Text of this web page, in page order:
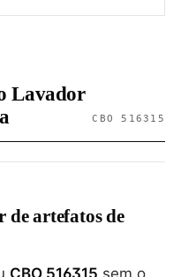
Lavador
CBO 516315
de artefatos de
CBO 516315 sem o